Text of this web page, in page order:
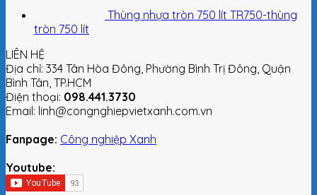
Thùng nhựa tròn 750 lít TR750-thùng
tròn 750 lít
LIÊN HỆ
Địa chỉ: 334 Tân Hòa Đông, Phường Bình Trị Đông, Quận
Bình Tân, TP.HCM
Điện thoại: 098.441.3730
Email: linh@congnghiepvietxanh.com.vn
Fanpage: Công nghiệp Xanh
Youtube: